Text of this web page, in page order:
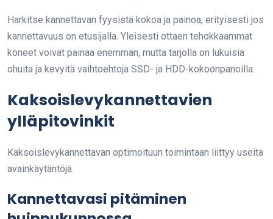
Harkitse kannettavan fyysistä kokoa ja painoa, erityisesti jos
kannettavuus on etusijalla. Yleisesti ottaen tehokkaammat
koneet voivat painaa enemmän, mutta tarjolla on lukuisia
ohuita ja kevyitä vaihtoehtoja SSD- ja HDD-kokoonpanoilla.
Kaksoislevykannettavien
ylläpitovinkit
Kaksoislevykannettavan optimoituun toimintaan liittyy useita
avainkäytäntöjä.
Kannettavasi pitäminen